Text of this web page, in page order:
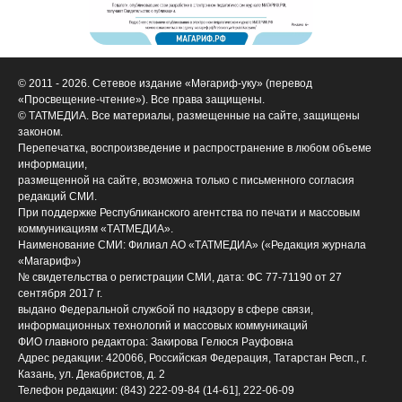
© 2011 - 2026. Сетевое издание «Мәгариф-уку» (перевод
«Просвещение-чтение»). Все права защищены.
© ТАТМЕДИА. Все материалы, размещенные на сайте, защищены
законом.
Перепечатка, воспроизведение и распространение в любом объеме
информации,
размещенной на сайте, возможна только с письменного согласия
редакций СМИ.
При поддержке Республиканского агентства по печати и массовым
коммуникациям «ТАТМЕДИА».
Наименование СМИ: Филиал АО «ТАТМЕДИА» («Редакция журнала
«Магариф»)
№ свидетельства о регистрации СМИ, дата: ФС 77-71190 от 27
сентября 2017 г.
выдано Федеральной службой по надзору в сфере связи,
информационных технологий и массовых коммуникаций
ФИО главного редактора: Закирова Гелюся Рауфовна
Адрес редакции: 420066, Российская Федерация, Татарстан Респ., г.
Казань, ул. Декабристов, д. 2
Телефон редакции: (843) 222-09-84 (14-61], 222-06-09